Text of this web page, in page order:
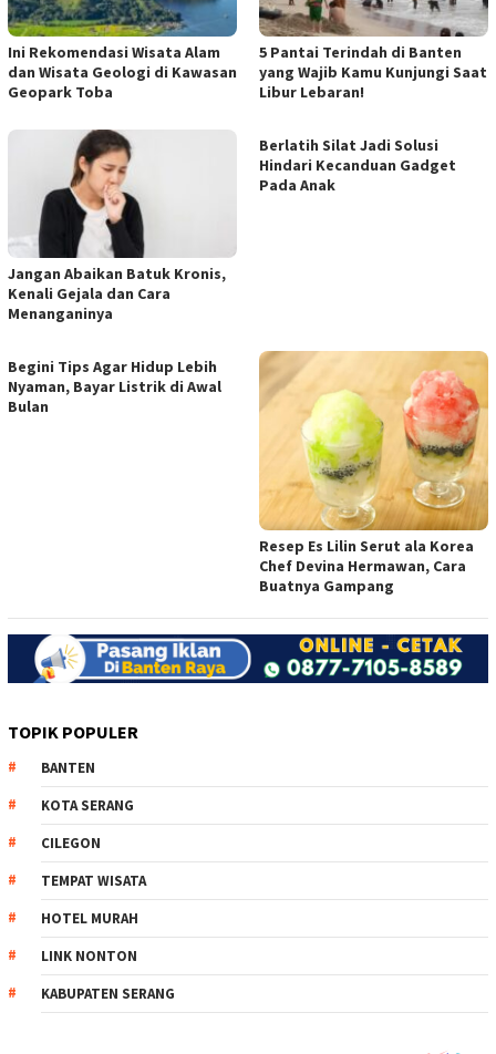
Ini Rekomendasi Wisata Alam
dan Wisata Geologi di Kawasan
Geopark Toba
5 Pantai Terindah di Banten
yang Wajib Kamu Kunjungi Saat
Libur Lebaran!
Jangan Abaikan Batuk Kronis,
Kenali Gejala dan Cara
Menanganinya
Berlatih Silat Jadi Solusi
Hindari Kecanduan Gadget
Pada Anak
Begini Tips Agar Hidup Lebih
Nyaman, Bayar Listrik di Awal
Bulan
Resep Es Lilin Serut ala Korea
Chef Devina Hermawan, Cara
Buatnya Gampang
TOPIK POPULER
BANTEN
KOTA SERANG
CILEGON
TEMPAT WISATA
HOTEL MURAH
LINK NONTON
KABUPATEN SERANG